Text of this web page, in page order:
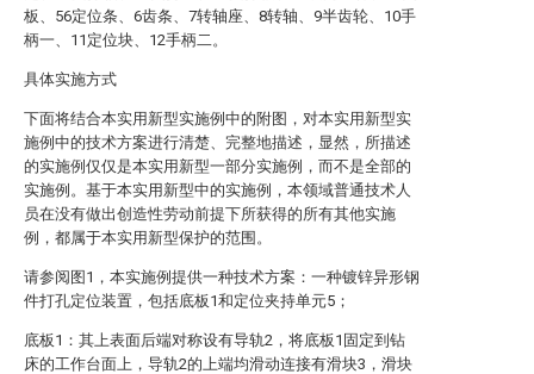
板、56定位条、6齿条、7转轴座、8转轴、9半齿轮、10手
柄一、11定位块、12手柄二。
具体实施方式
下面将结合本实用新型实施例中的附图，对本实用新型实
施例中的技术方案进行清楚、完整地描述，显然，所描述
的实施例仅仅是本实用新型一部分实施例，而不是全部的
实施例。基于本实用新型中的实施例，本领域普通技术人
员在没有做出创造性劳动前提下所获得的所有其他实施
例，都属于本实用新型保护的范围。
请参阅图1，本实施例提供一种技术方案：一种镀锌异形钢
件打孔定位装置，包括底板1和定位夹持单元5；
底板1：其上表面后端对称设有导轨2，将底板1固定到钻
床的工作台面上，导轨2的上端均滑动连接有滑块3，滑块